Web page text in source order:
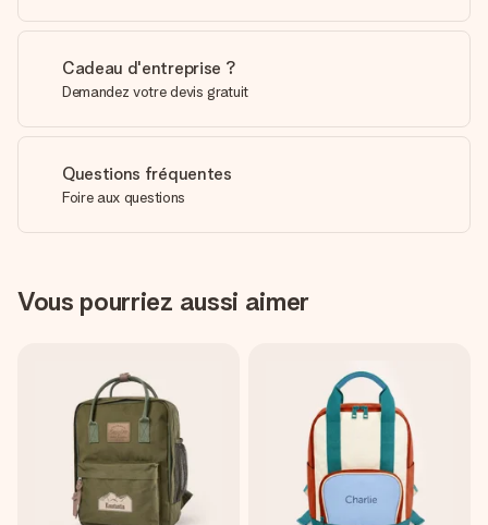
Cadeau d'entreprise ?
Demandez votre devis gratuit
Questions fréquentes
Foire aux questions
Vous pourriez aussi aimer